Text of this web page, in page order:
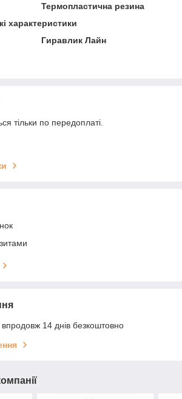
Термопластична резина
характеристики
Гиравлик Лайн
тільки по передоплаті.
14 днів безкоштовно